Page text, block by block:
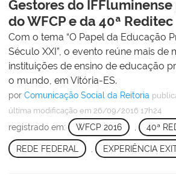
Gestores do
do WFCP e da 40ª Reditec
Com o tema “O Papel da Educação
Século XXI”, o evento reúne mais de
instituições de ensino de educação
o mundo, em Vitória-ES.
por Comunicação Social da Reitoria
última modificação em 26/09/2016 17h24
registrado em: WFCP 2016 40ª
REDE FEDERAL EXPERIÊNCIA